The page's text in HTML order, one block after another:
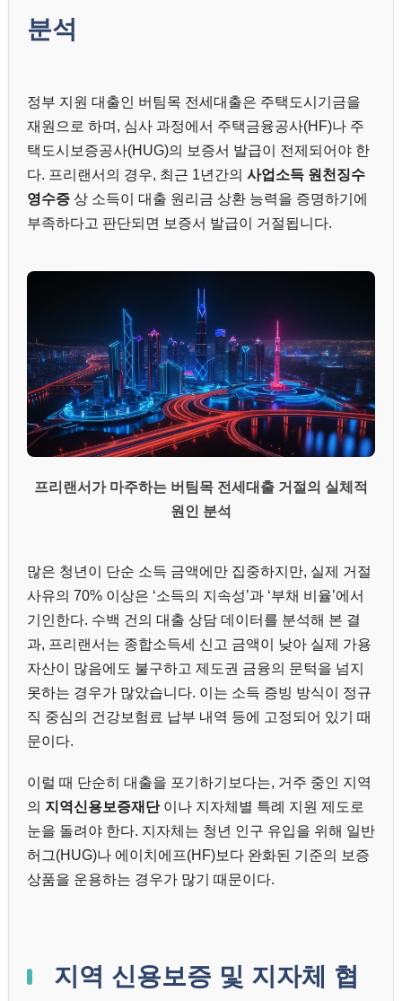
분석
정부 지원 대출인 버팀목 전세대출은 주택도시기금을
재원으로 하며, 심사 과정에서 주택금융공사(HF)나 주
택도시보증공사(HUG)의 보증서 발급이 전제되어야 한
다. 프리랜서의 경우, 최근 1년간의 사업소득 원천징수
영수증 상 소득이 대출 원리금 상환 능력을 증명하기에
부족하다고 판단되면 보증서 발급이 거절됩니다.
프리랜서가 마주하는 버팀목 전세대출 거절의 실체적
원인 분석
많은 청년이 단순 소득 금액에만 집중하지만, 실제 거절
사유의 70% 이상은 ‘소득의 지속성’과 ‘부채 비율’에서
기인한다. 수백 건의 대출 상담 데이터를 분석해 본 결
과, 프리랜서는 종합소득세 신고 금액이 낮아 실제 가용
자산이 많음에도 불구하고 제도권 금융의 문턱을 넘지
못하는 경우가 많았습니다. 이는 소득 증빙 방식이 정규
직 중심의 건강보험료 납부 내역 등에 고정되어 있기 때
문이다.
이럴 때 단순히 대출을 포기하기보다는, 거주 중인 지역
의 지역신용보증재단 이나 지자체별 특례 지원 제도로
눈을 돌려야 한다. 지자체는 청년 인구 유입을 위해 일반
허그(HUG)나 에이치에프(HF)보다 완화된 기준의 보증
상품을 운용하는 경우가 많기 때문이다.
지역 신용보증 및 지자체 협